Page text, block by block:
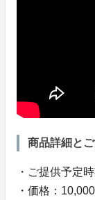
商品詳細と
・ご提供予定
・価格：